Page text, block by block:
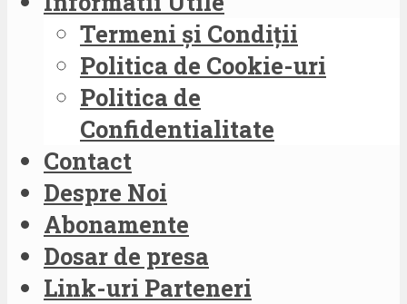
Termeni și Condiții
Politica de Cookie-uri
Politica de
Confidentialitate
Contact
Despre Noi
Abonamente
Dosar de presa
Link-uri Parteneri